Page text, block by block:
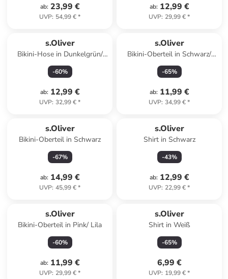
ab: 23,99 €
UVP: 54,99 €*
ab: 12,99 €
UVP: 29,99 €*
s.Oliver
Bikini-Hose in Dunkelgrün/
Creme
-60%
ab: 12,99 €
UVP: 32,99 €*
s.Oliver
Bikini-Oberteil in Schwarz/
Creme
-65%
ab: 11,99 €
UVP: 34,99 €*
s.Oliver
Bikini-Oberteil in Schwarz
-67%
ab: 14,99 €
UVP: 45,99 €*
s.Oliver
Shirt in Schwarz
-43%
ab: 12,99 €
UVP: 22,99 €*
s.Oliver
Bikini-Oberteil in Pink/ Lila
-60%
ab: 11,99 €
UVP: 29,99 €*
s.Oliver
Shirt in Weiß
-65%
6,99 €
UVP: 19,99 €*